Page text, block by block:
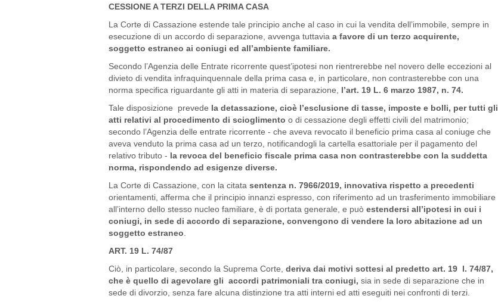
CESSIONE A TERZI DELLA PRIMA CASA
La Corte di Cassazione estende tale principio anche al caso in cui la vendita dell’immobile, sempre in
esecuzione di un accordo di separazione, avvenga tuttavia a favore di un terzo acquirente,
soggetto estraneo ai coniugi ed all’ambiente familiare.
Secondo l’Agenzia delle Entrate ricorrente quest’ipotesi non rientrerebbe nel novero delle eccezioni al
divieto di vendita infraquinquennale della prima casa e, in particolare, non contrasterebbe con una
norma specifica riguardante gli atti in materia di separazione, l’art. 19 L. 6 marzo 1987, n. 74.
Tale disposizione prevede la detassazione, cioè l’esclusione di tasse, imposte e bolli, per tutti gli
atti relativi al procedimento di scioglimento o di cessazione degli effetti civili del matrimonio;
secondo l’Agenzia delle entrate ricorrente - che aveva revocato il beneficio prima casa al coniuge che
aveva venduto la prima casa ad un terzo, notificandogli la cartella esattoriale per il pagamento del
relativo tributo - la revoca del beneficio fiscale prima casa non contrasterebbe con la suddetta
norma, rispondendo ad esigenze diverse.
La Corte di Cassazione, con la citata sentenza n. 7966/2019, innovativa rispetto a precedenti
orientamenti, afferma che il principio innanzi espresso, con riferimento ad un trasferimento immobiliare
all’interno dello stesso nucleo familiare, è di portata generale, e può estendersi all’ipotesi in cui i
coniugi, in sede di accordo di separazione, convengono di vendere la loro abitazione ad un
soggetto estraneo
ART. 19 L. 74/87
Ciò, in particolare, secondo la Suprema Corte, deriva dai motivi sottesi al predetto art. 19 l. 74/87,
che è quello di agevolare gli accordi patrimoniali tra coniugi, sia in sede di separazione che in
sede di divorzio, senza fare alcuna distinzione tra atti interni ed atti eseguiti nei confronti di terzi.